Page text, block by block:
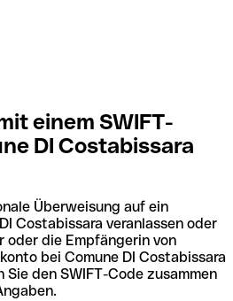
einem SWIFT-
DI Costabissara
Überweisung auf ein
Costabissara veranlassen oder
oder die Empfängerin von
bei Comune DI Costabissara
den SWIFT-Code zusammen